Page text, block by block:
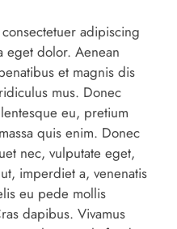
adipiscing
eget dolor. Aenean
et magnis dis
mus. Donec
eu, pretium
quis enim. Donec
nec, vulputate eget,
imperdiet a, venenatis
eu pede mollis
dapibus. Vivamus